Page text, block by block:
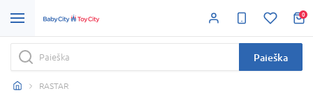
0
Paieška
RASTAR